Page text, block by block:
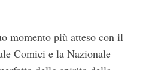
momento più atteso con il
Comici e la Nazionale